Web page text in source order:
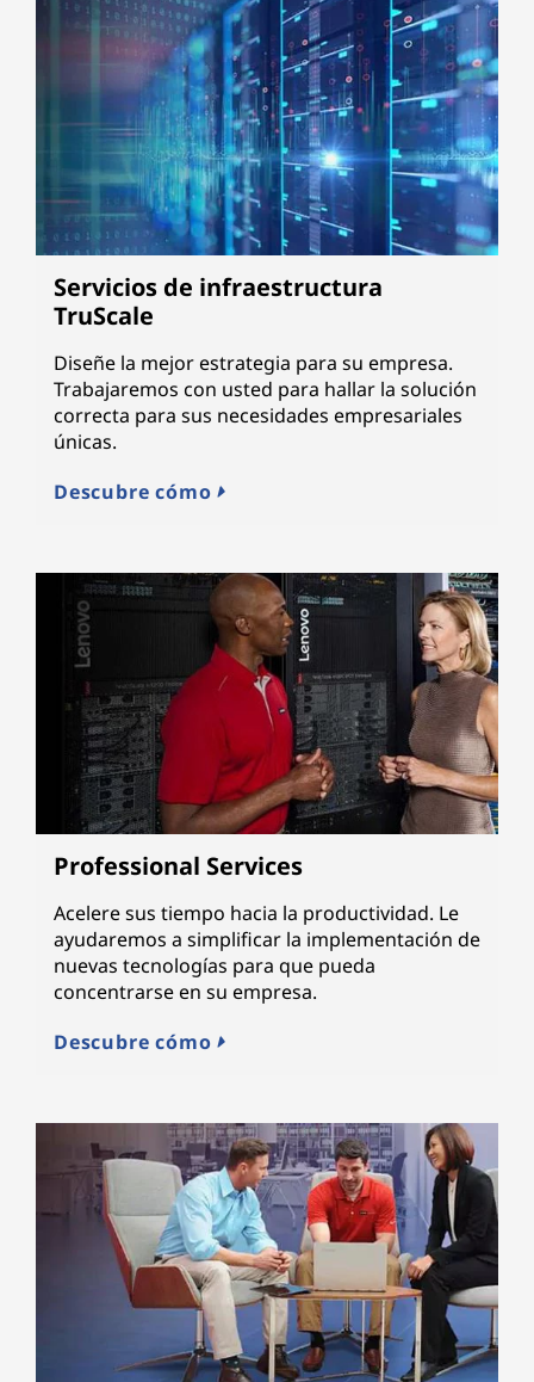
Servicios de infraestructura
TruScale
Diseñe la mejor estrategia para su empresa.
Trabajaremos con usted para hallar la solución
correcta para sus necesidades empresariales
únicas.
Descubre cómo
Professional Services
Acelere sus tiempo hacia la productividad. Le
ayudaremos a simplificar la implementación de
nuevas tecnologías para que pueda
concentrarse en su empresa.
Descubre cómo